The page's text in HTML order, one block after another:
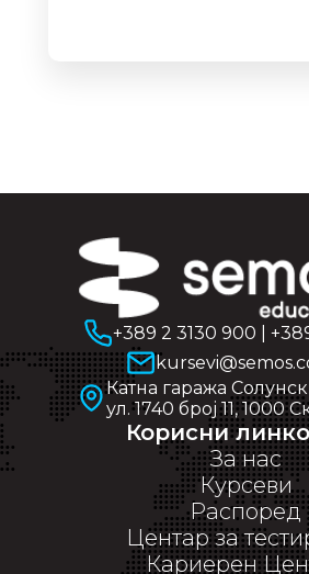
+389 2 3130 900
Катна гаража
ул. 1740 број 11, 1000
Корисни
За нас
Курсеви
Распоред
Центар за
Кариерен